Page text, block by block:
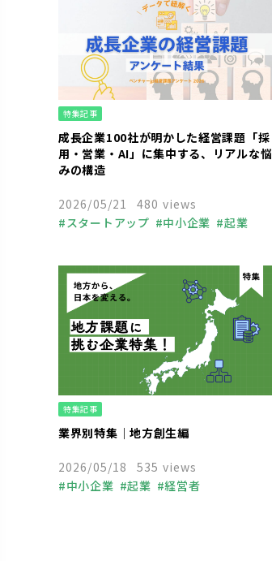
特集記事
成長企業100社が明かした経営課題「採
用・営業・AI」に集中する、リアルな悩
みの構造
2026/05/21
480 views
スタートアップ
中小企業
起業
特集記事
業界別特集｜地方創生編
2026/05/18
535 views
中小企業
起業 経営者